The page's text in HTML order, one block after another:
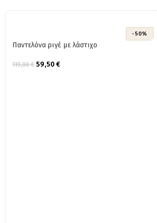
-50%
Παντελόνα ριγέ με λάστιχο
119,00€ 59,50 €